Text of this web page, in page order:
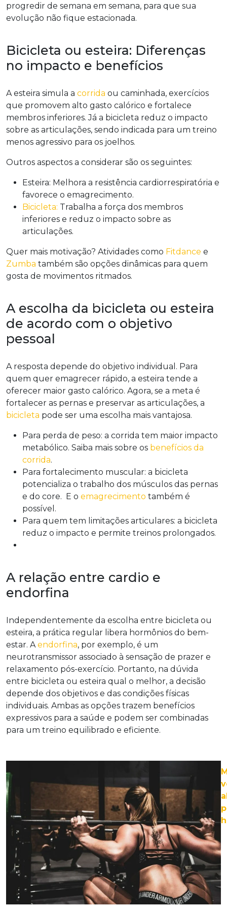
progredir de semana em semana, para que sua
evolução não fique estacionada.
Bicicleta ou esteira: Diferenças
no impacto e benefícios
A esteira simula a corrida ou caminhada, exercícios
que promovem alto gasto calórico e fortalece
membros inferiores. Já a bicicleta reduz o impacto
sobre as articulações, sendo indicada para um treino
menos agressivo para os joelhos.
Outros aspectos a considerar são os seguintes:
Esteira: Melhora a resistência cardiorrespiratória e
favorece o emagrecimento.
Bicicleta: Trabalha a força dos membros
inferiores e reduz o impacto sobre as
articulações.
Quer mais motivação? Atividades como Fitdance e
Zumba também são opções dinâmicas para quem
gosta de movimentos ritmados.
A escolha da bicicleta ou esteira
de acordo com o objetivo
pessoal
A resposta depende do objetivo individual. Para
quem quer emagrecer rápido, a esteira tende a
oferecer maior gasto calórico. Agora, se a meta é
fortalecer as pernas e preservar as articulações, a
bicicleta pode ser uma escolha mais vantajosa.
Para perda de peso: a corrida tem maior impacto
metabólico. Saiba mais sobre os benefícios da
corrida.
Para fortalecimento muscular: a bicicleta
potencializa o trabalho dos músculos das pernas
e do core. E o emagrecimento também é
possível.
Para quem tem limitações articulares: a bicicleta
reduz o impacto e permite treinos prolongados.
A relação entre cardio e
endorfina
Independentemente da escolha entre bicicleta ou
esteira, a prática regular libera hormônios do bem-
estar. Aendorfina, por exemplo, é um
neurotransmissor associado à sensação de prazer e
relaxamento pós-exercício. Portanto, na dúvida
entre bicicleta ou esteira qual o melhor, a decisão
depende dos objetivos e das condições físicas
individuais. Ambas as opções trazem benefícios
expressivos para a saúde e podem ser combinadas
para um treino equilibrado e eficiente.